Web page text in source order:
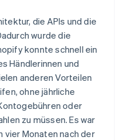
die APIs und die
wurde die
konnte schnell ein
Händlerinnen und
anderen Vorteilen
ohne jährliche
oder
zu müssen. Es war
vier Monaten nach der